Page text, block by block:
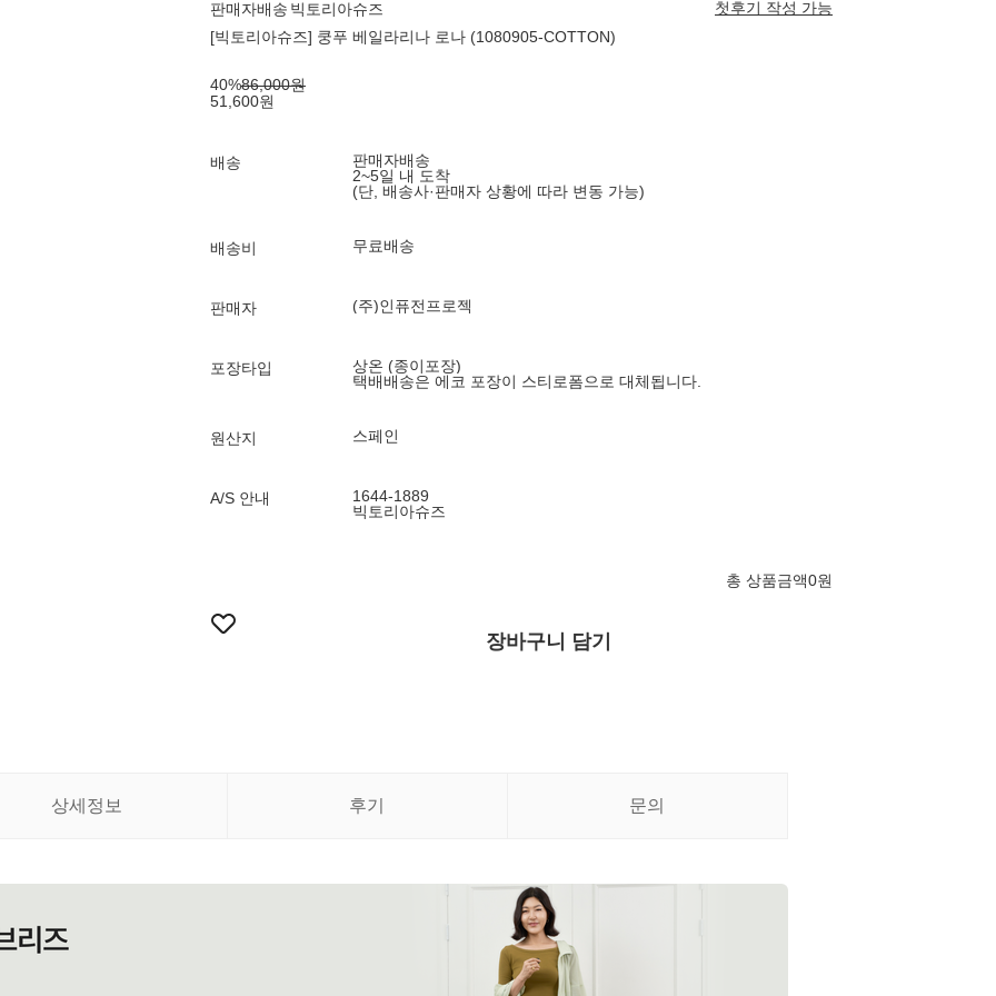
판매자배송 빅토리아슈즈
첫후기 작성 가능
[빅토리아슈즈] 쿵푸 베일라리나 로나 (1080905-COTTON)
40%86,000원
51,600원
배송
판매자배송
2~5일 내 도착
(단, 배송사·판매자 상황에 따라 변동 가능)
배송비 무료배송
판매자 (주)인퓨전프로젝
포장타입
상온 (종이포장)
택배배송은 에코 포장이 스티로폼으로 대체됩니다.
원산지 스페인
A/S 안내
1644-1889
빅토리아슈즈
총 상품금액0원
장바구니 담기
상세정보 후기 문의